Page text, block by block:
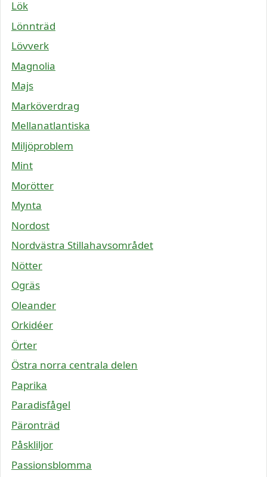
Lök
Lönnträd
Lövverk
Magnolia
Majs
Marköverdrag
Mellanatlantiska
Miljöproblem
Mint
Morötter
Mynta
Nordost
Nordvästra Stillahavsområdet
Nötter
Ogräs
Oleander
Orkidéer
Örter
Östra norra centrala delen
Paprika
Paradisfågel
Päronträd
Påskliljor
Passionsblomma